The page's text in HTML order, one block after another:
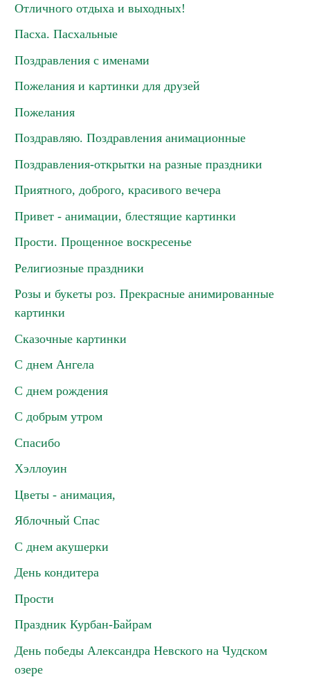
Отличного отдыха и выходных!
Пасха. Пасхальные
Поздравления с именами
Пожелания и картинки для друзей
Пожелания
Поздравляю. Поздравления анимационные
Поздравления-открытки на разные праздники
Приятного, доброго, красивого вечера
Привет - анимации, блестящие картинки
Прости. Прощенное воскресенье
Религиозные праздники
Розы и букеты роз. Прекрасные анимированные
картинки
Сказочные картинки
С днем Ангела
С днем рождения
С добрым утром
Спасибо
Хэллоуин
Цветы - анимация,
Яблочный Спас
С днем акушерки
День кондитера
Прости
Праздник Курбан-Байрам
День победы Александра Невского на Чудском
озере